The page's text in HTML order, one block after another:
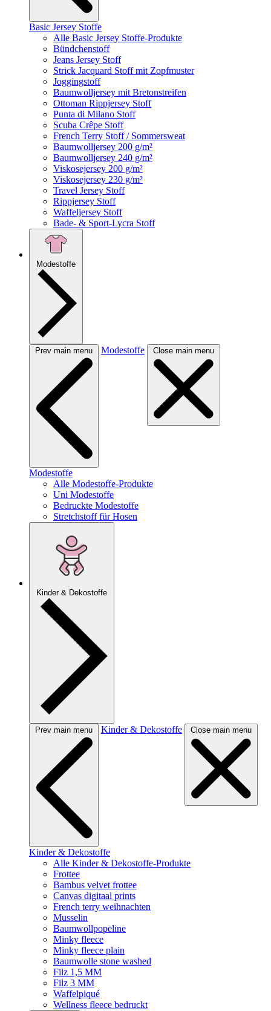
Basic Jersey Stoffe
Alle Basic Jersey Stoffe-Produkte
Bündchenstoff
Jeans Jersey Stoff
Strick Jacquard Stoff mit Zopfmuster
Joggingstoff
Baumwolljersey mit Bretonstreifen
Ottoman Rippjersey Stoff
Punta di Milano Stoff
Scuba Crêpe Stoff
French Terry Stoff / Sommersweat
Baumwolljersey 200 g/m²
Baumwolljersey 240 g/m²
Viskosejersey 200 g/m²
Viskosejersey 230 g/m²
Travel Jersey Stoff
Rippjersey Stoff
Waffeljersey Stoff
Bade- & Sport-Lycra Stoff
Modestoffe
Prev main menu Modestoffe Close main menu
Modestoffe
Alle Modestoffe-Produkte
Uni Modestoffe
Bedruckte Modestoffe
Stretchstoff für Hosen
Kinder & Dekostoffe
Prev main menu Kinder & Dekostoffe Close main menu
Kinder & Dekostoffe
Alle Kinder & Dekostoffe-Produkte
Frottee
Bambus velvet frottee
Canvas digitaal prints
French terry weihnachten
Musselin
Baumwollpopeline
Minky fleece
Minky fleece plain
Baumwolle stone washed
Filz 1,5 MM
Filz 3 MM
Waffelpiqué
Wellness fleece bedruckt